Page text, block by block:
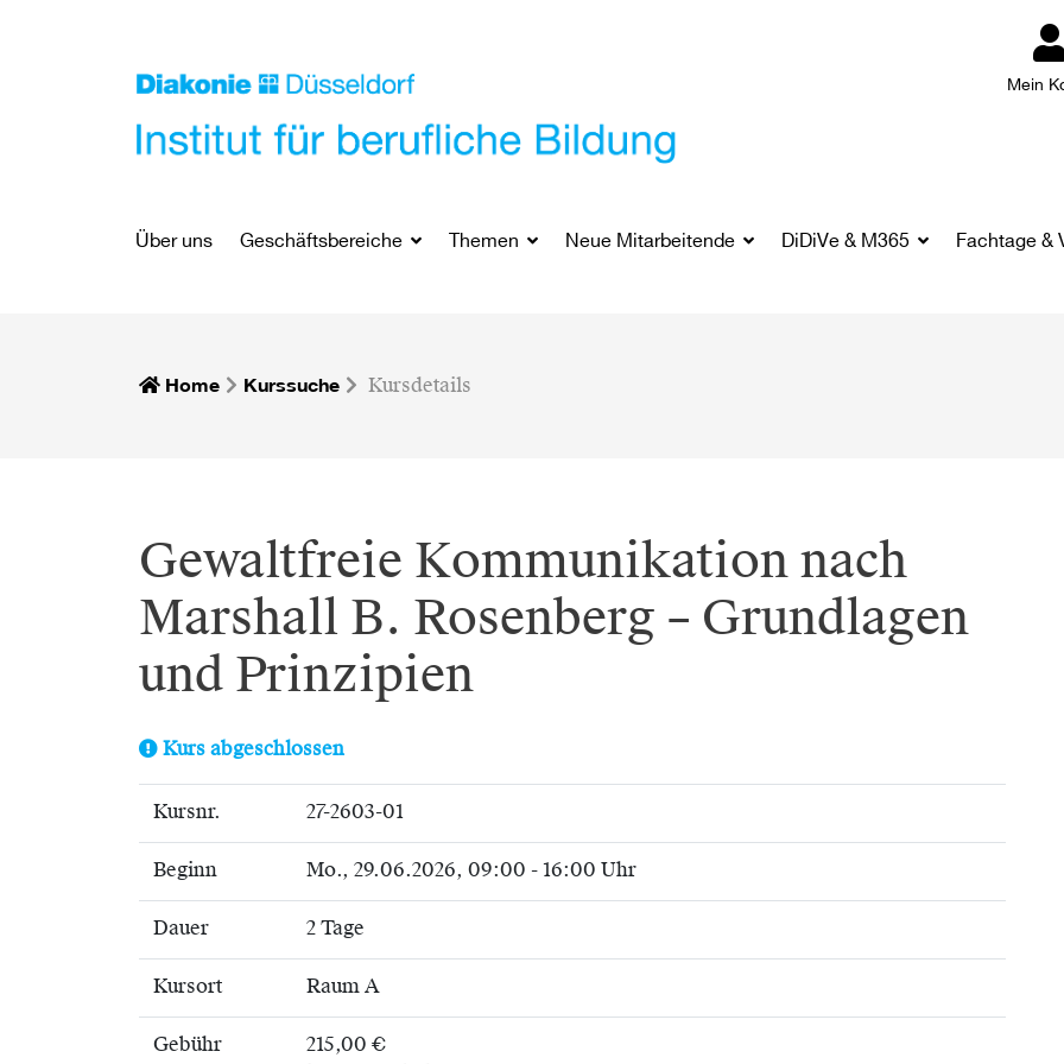
Mein
Über uns Geschäftsbereiche Themen Neue Mitarbeitende DiDiVe & M365 Fachtage &
Home Kurssuche Kursdetails
Gewaltfreie Kommunikation nach
Marshall B. Rosenberg – Grundlagen
und Prinzipien
Kurs abgeschlossen
Kursnr. 27-2603-01
Beginn Mo., 29.06.2026, 09:00 - 16:00 Uhr
Dauer 2 Tage
Kursort Raum A
Gebühr
215,00 €